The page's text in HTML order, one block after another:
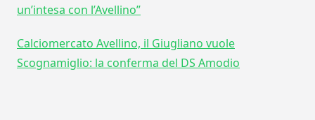
un’intesa con l’Avellino”
Calciomercato Avellino, il Giugliano vuole
Scognamiglio: la conferma del DS Amodio